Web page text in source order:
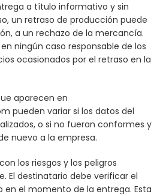
a título informativo y sin
un retraso de producción puede
a un rechazo de la mercancía.
en ningún caso responsable de los
ocasionados por el retraso en la
aparecen en
pueden variar si los datos del
o si no fueran conformes y
nuevo a la empresa.
los riesgos y los peligros
El destinatario debe verificar el
en el momento de la entrega. Esta